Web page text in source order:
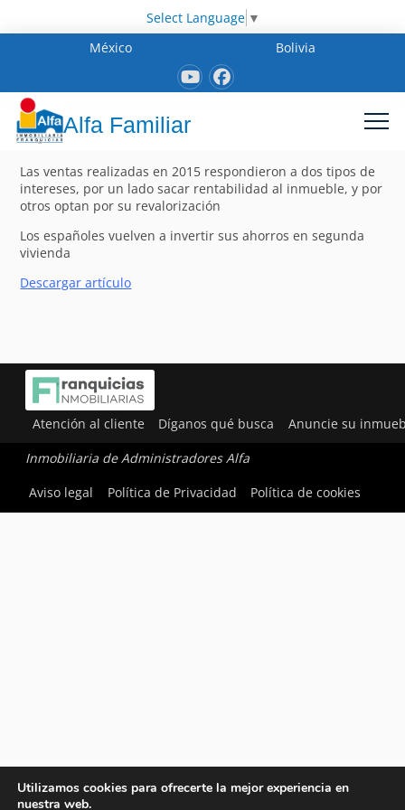
Select Language ▼
México
Bolivia
Alfa Familiar
Las ventas realizadas en 2015 respondieron a dos tipos de
intereses, por un lado sacar rentabilidad al inmueble, y por
otros optan por su revalorización
Los españoles vuelven a invertir sus ahorros en segunda
vivienda
Descargar artículo
Atención al cliente Díganos qué busca Anuncie su
Inmobiliaria de Administradores Alfa
Aviso legal
Política de Privacidad Política de cookies
Utilizamos cookies para ofrecerte la mejor experiencia en
nuestra web.